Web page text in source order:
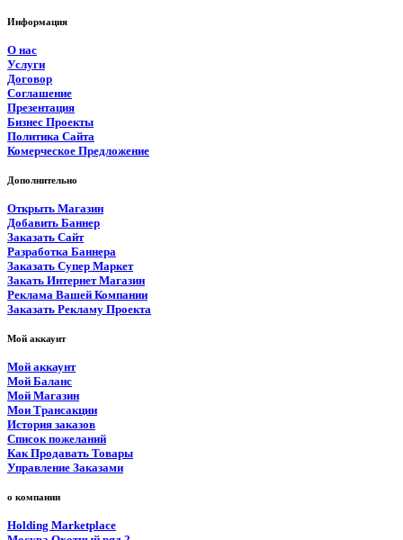
Информация
О нас
Услуги
Договор
Соглашение
Презентация
Бизнес Проекты
Политика Сайта
Комерческое Предложение
Дополнительно
Открыть Магазин
Добавить Баннер
Заказать Сайт
Разработка Баннера
Заказать Супер Маркет
Закать Интернет Магазин
Реклама Вашей Компании
Заказать Рекламу Проекта
Мой аккаунт
Мой аккаунт
Мой Баланс
Мой Магазин
Мои Трансакции
История заказов
Список пожеланий
Как Продавать Товары
Управление Заказами
о компании
Holding Marketplace